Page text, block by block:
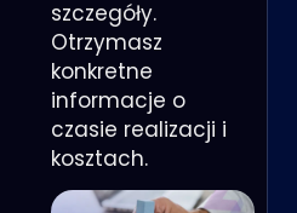
szczegóły.
Otrzymasz
konkretne
informacje o
czasie realizacji i
kosztach.